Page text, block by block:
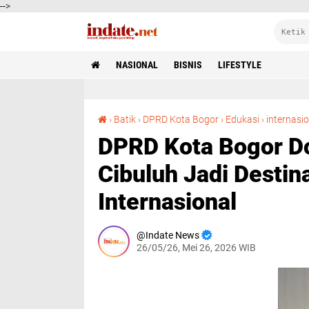
-->
NASIONAL BISNIS LIFESTYLE
› Batik › DPRD Kota Bogor › Edukasi ›
DPRD Kota Bogor
Cibuluh Jadi
Internasional
Indate News
26/05/26, Mei 26, 2026 WIB